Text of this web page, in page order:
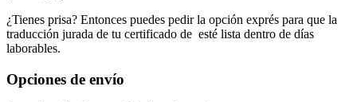
¿Tienes prisa? Entonces puedes pedir la opción exprés para que la
traducción jurada de tu certificado de esté lista dentro de días
laborables.
Opciones de envío